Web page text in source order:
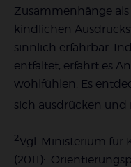
Zusammenhänge als
kindlichen
sinnlich erfahrbar.
entfaltet, erfährt es
wohlfühlen. Es
sich ausdrücken
2Vgl. Ministerium für
(2011):